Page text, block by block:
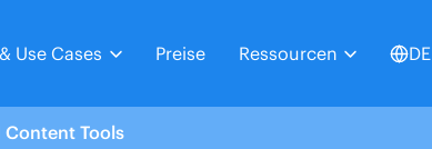
Use Cases Preise Ressourcen DE
Content Tools